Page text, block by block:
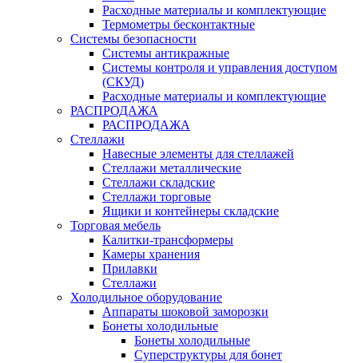
Расходные материалы и комплектующие
Термометры бесконтактные
Системы безопасности
Системы антикражные
Системы контроля и управления доступом
(СКУД)
Расходные материалы и комплектующие
РАСПРОДАЖА
РАСПРОДАЖА
Стеллажи
Навесные элементы для стеллажей
Стеллажи металлические
Стеллажи складские
Стеллажи торговые
Ящики и контейнеры складские
Торговая мебель
Калитки-трансформеры
Камеры хранения
Прилавки
Стеллажи
Холодильное оборудование
Аппараты шоковой заморозки
Бонеты холодильные
Бонеты холодильные
Суперструктуры для бонет